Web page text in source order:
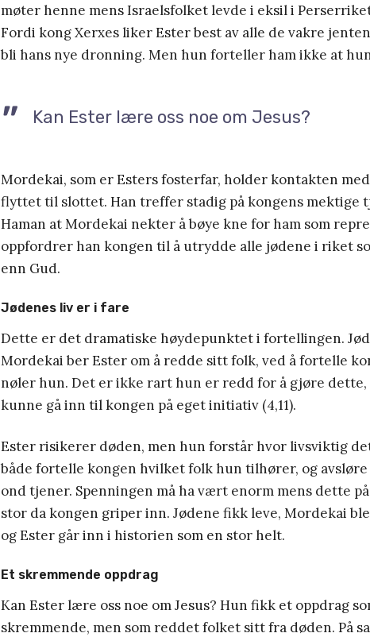
møter henne mens Israelsfolket levde i eksil i
Fordi kong Xerxes liker Ester best av alle de vakre
bli hans nye dronning. Men hun forteller ham ikke at
Kan Ester lære oss noe om Jesus?
Mordekai, som er Esters fosterfar, holder kontakten
flyttet til slottet. Han treffer stadig på kongens mektige
Haman at Mordekai nekter å bøye kne for ham som
oppfordrer han kongen til å utrydde alle jødene i riket
enn Gud.
Jødenes liv er i fare
Dette er det dramatiske høydepunktet i fortellingen.
Mordekai ber Ester om å redde sitt folk, ved å fortelle
nøler hun. Det er ikke rart hun er redd for å gjøre
kunne gå inn til kongen på eget initiativ (4,11).
Ester risikerer døden, men hun forstår hvor livsviktig
både fortelle kongen hvilket folk hun tilhører, og avsløre
ond tjener. Spenningen må ha vært enorm mens dette
stor da kongen griper inn. Jødene fikk leve, Mordekai
og Ester går inn i historien som en stor helt.
Et skremmende oppdrag
Kan Ester lære oss noe om Jesus? Hun fikk et oppdrag
skremmende, men som reddet folket sitt fra døden. På